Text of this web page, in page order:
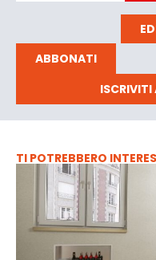
ABBONATI
ISCRIVITI
TI POTREBBERO